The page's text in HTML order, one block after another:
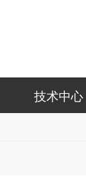
技术中心